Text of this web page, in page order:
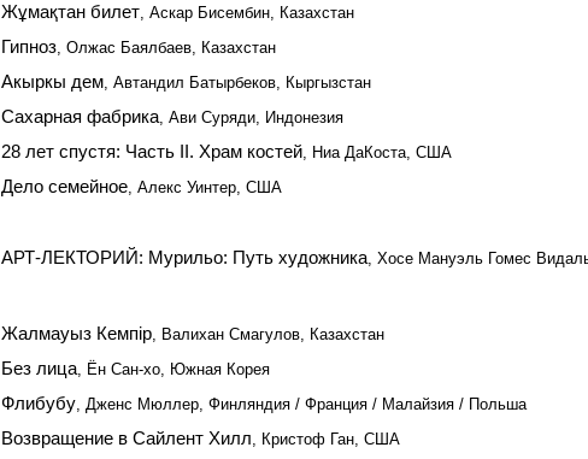
Жұмақтан билет, Аскар Бисембин, Казахстан
Гипноз, Олжас Баялбаев, Казахстан
Акыркы дем, Автандил Батырбеков, Кыргызстан
Сахарная фабрика, Ави Суряди, Индонезия
28 лет спустя: Часть II. Храм костей, Ниа ДаКоста, США
Дело семейное, Алекс Уинтер, США
АРТ-ЛЕКТОРИЙ: Мурильо: Путь художника, Хосе Мануэль Гомес
Жалмауыз Кемпір, Валихан Смагулов, Казахстан
Без лица, Ён Сан-хо, Южная Корея
Флибубу, Дженс Мюллер, Финляндия / Франция / Малайзия / Польша
Возвращение в Сайлент Хилл, Кристоф Ган, США